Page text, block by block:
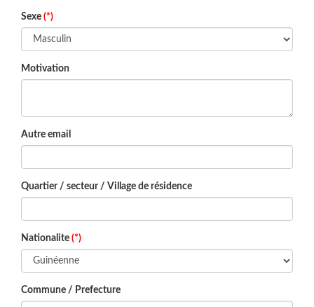
Sexe (*)
Motivation
Autre email
Quartier / secteur / Village de résidence
Nationalite (*)
Commune / Prefecture